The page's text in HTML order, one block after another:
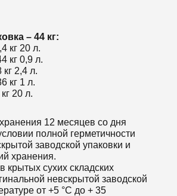
– 44 кг:
кг 20 л.
кг 0,9 л.
2,4 л.
кг 1 л.
20 л.
12 месяцев со дня
полной герметичности
заводской упаковки и
хранения.
крытых сухих складских
невскрытой заводской
от +5 °С до + 35